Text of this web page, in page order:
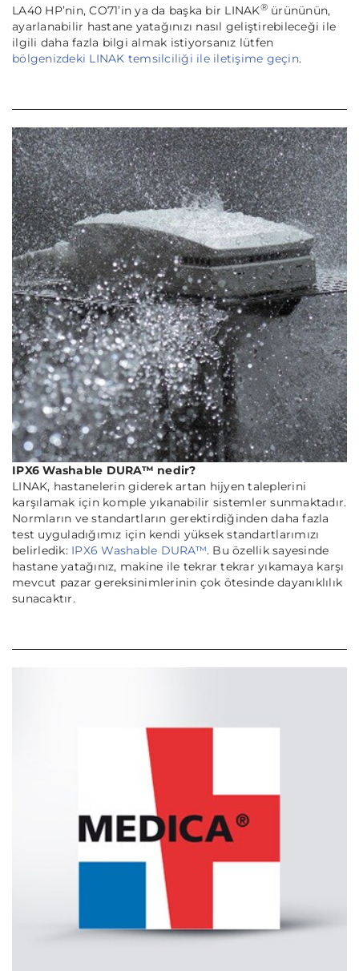
LA40 HP’nin, CO71’in ya da başka bir LINAK®ürününün,
ayarlanabilir hastane yatağınızı nasıl geliştirebileceği ile
ilgili daha fazla bilgi almak istiyorsanız lütfen
bölgenizdeki LINAK temsilciliği ile iletişime geçin.
IPX6 Washable DURA™ nedir?
LINAK, hastanelerin giderek artan hijyen taleplerini
karşılamak için komple yıkanabilir sistemler sunmaktadır.
Normların ve standartların gerektirdiğinden daha fazla
test uyguladığımız için kendi yüksek standartlarımızı
belirledik: IPX6 Washable DURA™. Bu özellik sayesinde
hastane yatağınız, makine ile tekrar tekrar yıkamaya karşı
mevcut pazar gereksinimlerinin çok ötesinde dayanıklılık
sunacaktır.